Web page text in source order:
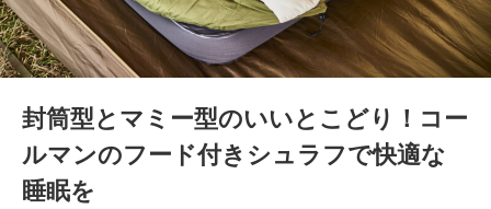
封筒型とマミー型のいいとこどり！コー
ルマンのフード付きシュラフで快適な
睡眠を